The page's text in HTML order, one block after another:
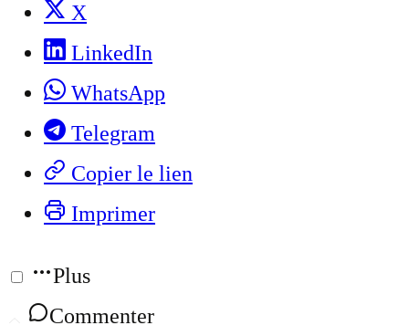
X
LinkedIn
WhatsApp
Telegram
Copier le lien
Imprimer
Plus
Commenter